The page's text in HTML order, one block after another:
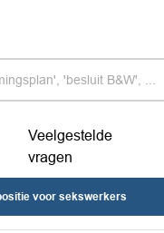
Veelgestelde
vragen
voor sekswerkers